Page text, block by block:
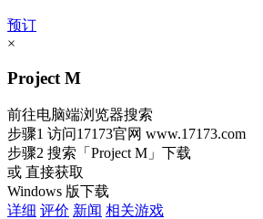
预订
×
Project M
前往电脑端浏览器搜索
步骤1 访问17173官网 www.17173.com
步骤2 搜索 「Project M」 下载
或 直接获取
Windows 版下载
详细 评价 新闻 相关游戏